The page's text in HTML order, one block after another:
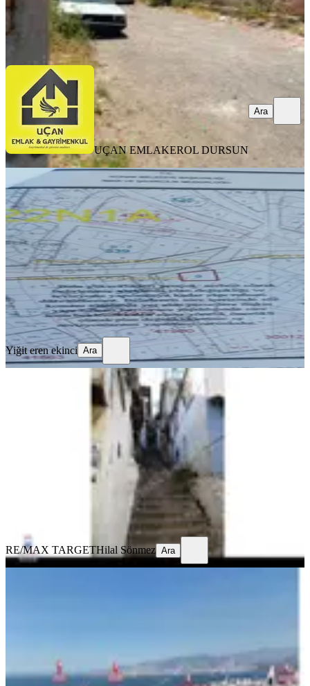
UÇAN EMLAKEROL DURSUN
UÇAN EMLAKEROL DURSUN
Ara
YOLA YAKIN
%28 Full Deniz Manzaralı Yatırımlık Arsa
Konak, Ferahlı Mahallesi
151 m²
59.603/m²· 25.05.2026
9.000.000 ₺12.500.000 ₺
Yiğit eren ekinci
Ara
Yiğit eren ekinci Ara
Ballıkuyu Kentsel
Konak, Ballıkuyu Mahallesi
Kanalizasyon· 15.789/m²
3.000.000 ₺
Hilal Sönmez
RE/MAX TARGETHilal Sönmez Ara
13.04.2026
35.000.000 ₺